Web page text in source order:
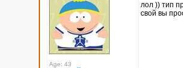
Age: 43
лол )) тип
свой вы